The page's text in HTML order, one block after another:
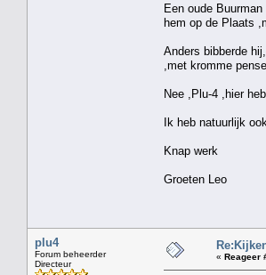
Een oude
hem op de Plaats
Anders bibberde
,met kromme
Nee ,Plu-4 ,hier
Ik heb natuurlijk
Knap werk
Groeten Leo
plu4
Forum beheerder
Directeur
« Reageer